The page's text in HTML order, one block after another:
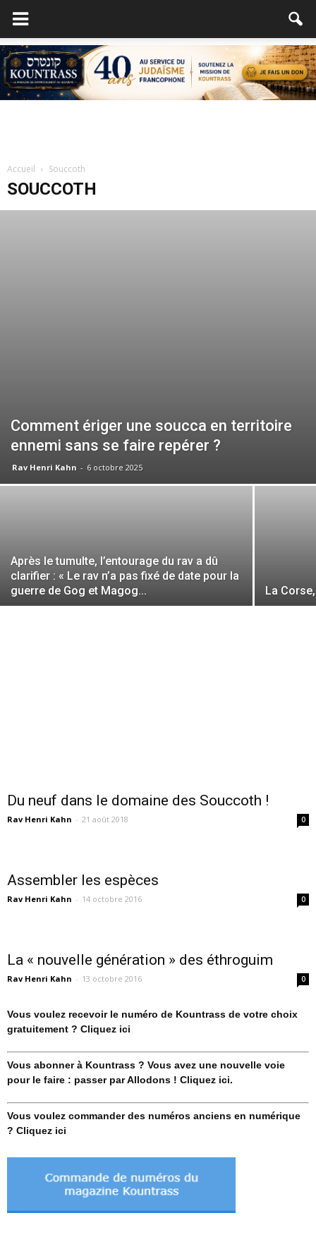
Accueil Souccoth
SOUCCOTH
Comment ériger une soucca en territoire
ennemi sans se faire repérer ?
Rav Henri Kahn - 6 octobre 2025
Après le tumulte, l’entourage du rav a dû
clarifier : « Le rav n’a pas fixé de date pour la
guerre de Gog et Magog...
La
Du neuf dans le domaine des Souccoth !
Rav Henri Kahn - 21 août 2018 0
Assembler les espèces
Rav Henri Kahn - 14 octobre 2016 0
La « nouvelle génération » des éthroguim
Rav Henri Kahn - 13 octobre 2016 0
Vous voulez recevoir le numéro de Kountrass de votre choix
gratuitement ? Cliquez ici
Vous abonner à Kountrass ? Vous avez une nouvelle voie
pour le faire : passer par Allodons ! Cliquez ici.
Vous voulez commander des numéros anciens en numérique
? Cliquez ici